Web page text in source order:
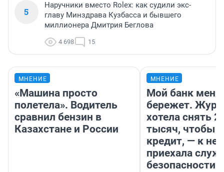
5
Наручники вместо Rolex: как судили экс-
главу Минздрава Кузбасса и бывшего
миллионера Дмитрия Беглова
4 698 15
МНЕНИЕ
«Машина просто
полетела». Водитель
сравнил бензин в
Казахстане и России
МНЕНИЕ
Мой банк меня
бережет.
хотела снять
тысяч, чтобы
кредит, — к
приехала
безопасности